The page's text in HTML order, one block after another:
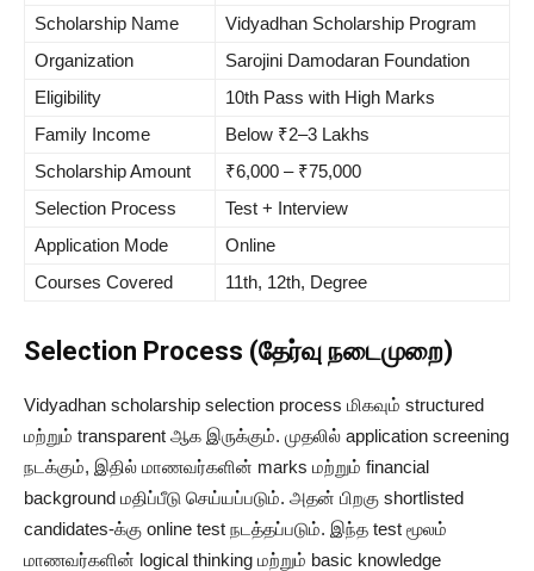
Scholarship Name
Vidyadhan Scholarship Program
Organization
Sarojini Damodaran Foundation
Eligibility
10th Pass with High Marks
Family Income
Below ₹2–3 Lakhs
Scholarship Amount
₹6,000 – ₹75,000
Selection Process
Test + Interview
Application Mode
Online
Courses Covered
11th, 12th, Degree
Selection Process (தேர்வு நடைமுறை)
Vidyadhan scholarship selection process மிகவும் structured
மற்றும் transparent ஆக இருக்கும். முதலில் application screening
நடக்கும், இதில் மாணவர்களின் marks மற்றும் financial
background மதிப்பீடு செய்யப்படும். அதன் பிறகு shortlisted
candidates-க்கு online test நடத்தப்படும். இந்த test மூலம்
மாணவர்களின் logical thinking மற்றும் basic knowledge